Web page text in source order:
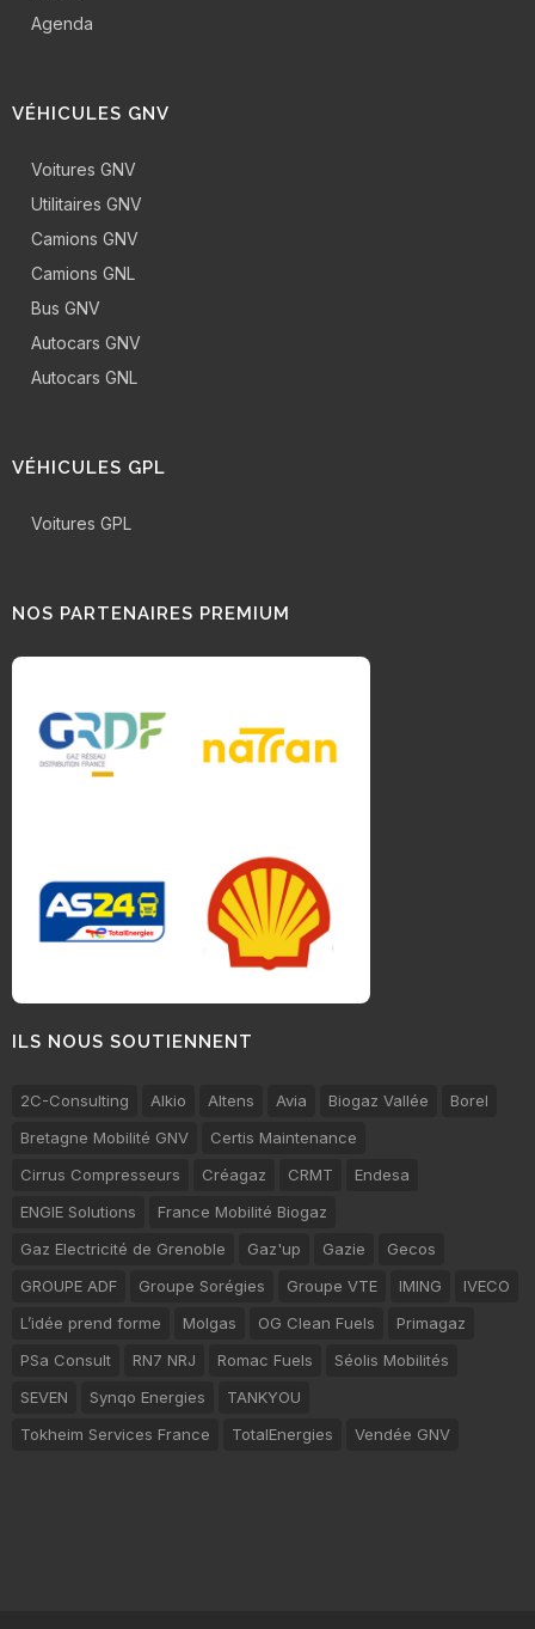
Agenda
VÉHICULES GNV
Voitures GNV
Utilitaires GNV
Camions GNV
Camions GNL
Bus GNV
Autocars GNV
Autocars GNL
VÉHICULES GPL
Voitures GPL
NOS PARTENAIRES PREMIUM
ILS NOUS SOUTIENNENT
2C-Consulting Alkio Altens Avia Biogaz Vallée
Borel
Bretagne Mobilité GNV
Certis Maintenance
Cirrus Compresseurs
Créagaz CRMT
Endesa
ENGIE Solutions
France Mobilité Biogaz
Gaz Electricité de Grenoble
Gaz'up Gazie
Gecos
GROUPE ADF
Groupe Sorégies Groupe VTE IMING
IVECO
L’idée prend forme
Molgas OG Clean Fuels
Primagaz
PSa Consult
RN7 NRJ Romac Fuels
Séolis Mobilités
SEVEN
Synqo Energies
TANKYOU
Tokheim Services France
TotalEnergies Vendée GNV